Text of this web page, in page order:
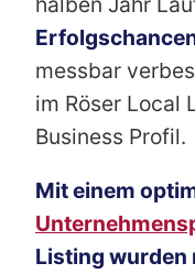
messbar
im Röser Local
Business Profil.
Mit einem
Listing wurden